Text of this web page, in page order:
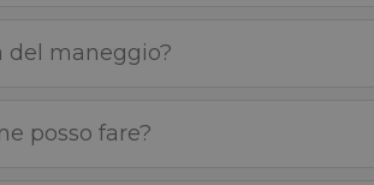
del maneggio?
posso fare?